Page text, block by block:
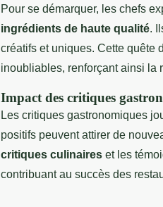
Pour se démarquer, les chefs
ingrédients de haute qualité.
créatifs et uniques. Cette quête
inoubliables, renforçant ainsi la
Impact des critiques
Les critiques gastronomiques
positifs peuvent attirer de
critiques culinaires et les
contribuant au succès des